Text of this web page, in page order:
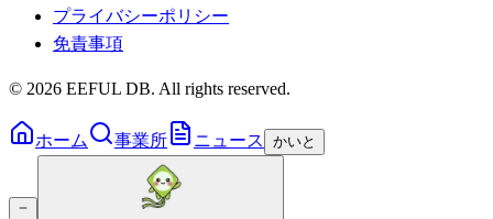
プライバシーポリシー
免責事項
© 2026 EEFUL DB. All rights reserved.
ホーム 事業所 ニュース かいと